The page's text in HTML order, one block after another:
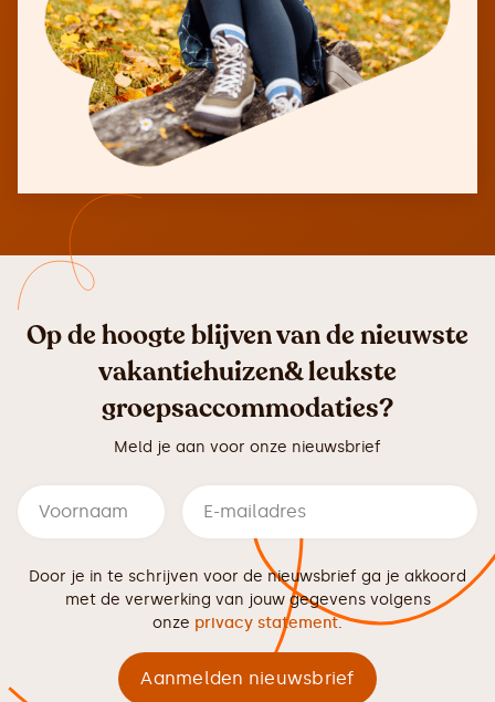
Op de hoogte blijven van de nieuwste
vakantiehuizen& leukste
groepsaccommodaties?
Meld je aan voor onze nieuwsbrief
Door je in te schrijven voor de nieuwsbrief ga je akkoord
met de verwerking van jouw gegevens volgens
onze privacy statement.